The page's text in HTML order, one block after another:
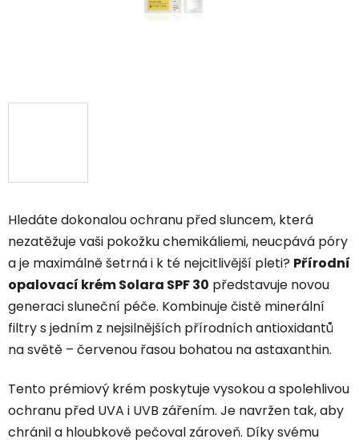
Hledáte dokonalou ochranu před sluncem, která
nezatěžuje vaši pokožku chemikáliemi, neucpává póry
a je maximálně šetrná i k té nejcitlivější pleti? Přírodní
opalovací krém Solara SPF 30 představuje novou
generaci sluneční péče. Kombinuje čistě minerální
filtry s jedním z nejsilnějších přírodních antioxidantů
na světě – červenou řasou bohatou na astaxanthin.
Tento prémiový krém poskytuje vysokou a spolehlivou
ochranu před UVA i UVB zářením. Je navržen tak, aby
chránil a hloubkově pečoval zároveň. Díky svému